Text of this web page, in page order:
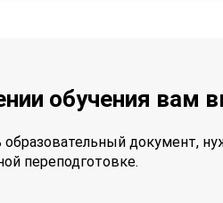
обучения вам
документ,
переподготовке.